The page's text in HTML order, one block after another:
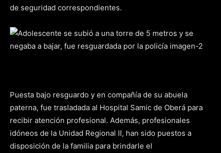
de seguridad correspondientes.
Puesta bajo resguardo y en compañía de su abuela
paterna, fue trasladada al Hospital Samic de Oberá para
recibir atención profesional. Además, profesionales
idóneos de la Unidad Regional II, han sido puestos a
disposición de la familia para brindarle el